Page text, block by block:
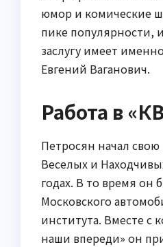
юмор и комические
пике популярности,
заслугу имеет
Евгений Ваганович.
Работа в
Петросян начал свою
Веселых и
годах. В то время он
Московского
института. Вместе с
наши впереди» он